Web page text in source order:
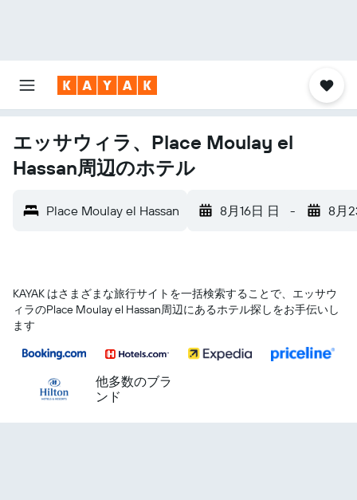
エッサウィラ、Place Moulay el
Hassan周辺のホテル
Place Moulay el Hassan 8月16日 日 - 8月
KAYAK はさまざまな旅行サイトを一括検索することで、エッサウ
ィラ​のPlace Moulay el Hassan​周辺にあるホテル探しをお手伝いし
ます
他多数のブラ
ンド